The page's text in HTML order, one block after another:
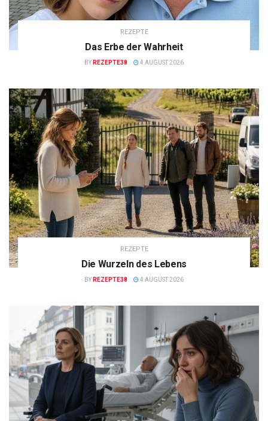
REZEPTE
Das Erbe der Wahrheit
BY REZEPTE38 4 AUGUST 2026
REZEPTE
Die Wurzeln des Lebens
BY REZEPTE38 4 AUGUST 2026